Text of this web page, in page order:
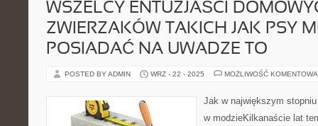
WSZELCY ENTUZJAŚCI
ZWIERZAKÓW TAKICH JAK PSY
POSIADAĆ NA UWADZE TO
POSTED BY ADMIN WRZ - 22 - 2025 MOŻLIWOŚĆ
Jak w największym
w modzieKilkanaście lat